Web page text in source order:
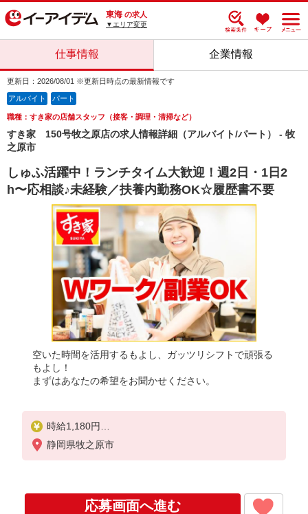
東海 の求人
▼エリア変更
仕事情報 企業情報
更新日：2026/08/01 ※更新日時点の最新情報です
アルバイト パート
職種：すき家の店舗スタッフ（接客・調理・清掃など）
すき家 150号牧之原店の求人情報詳細（アルバイト/パート） - 牧
之原市
しゅふ活躍中！ランチタイム大歓迎！週2日・1日2
h〜応相談♪未経験／扶養内勤務OK☆履歴書不要
空いた時間を活用するもよし、ガッツリシフトで頑張る
もよし！
まずはあなたの希望をお聞かせください。
時給1,180円
※22:00〜翌5:00：時給1,475円
※高校生時給1,130円
静岡県牧之原市
応募画面へ進む